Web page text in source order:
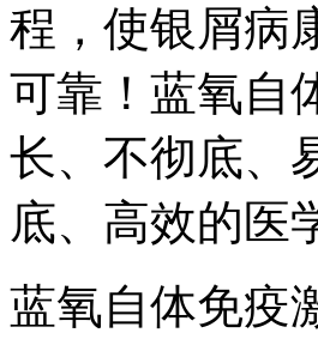
程，使银屑病
可靠！蓝氧自
长、不彻底、
底、高效的医
蓝氧自体免疫